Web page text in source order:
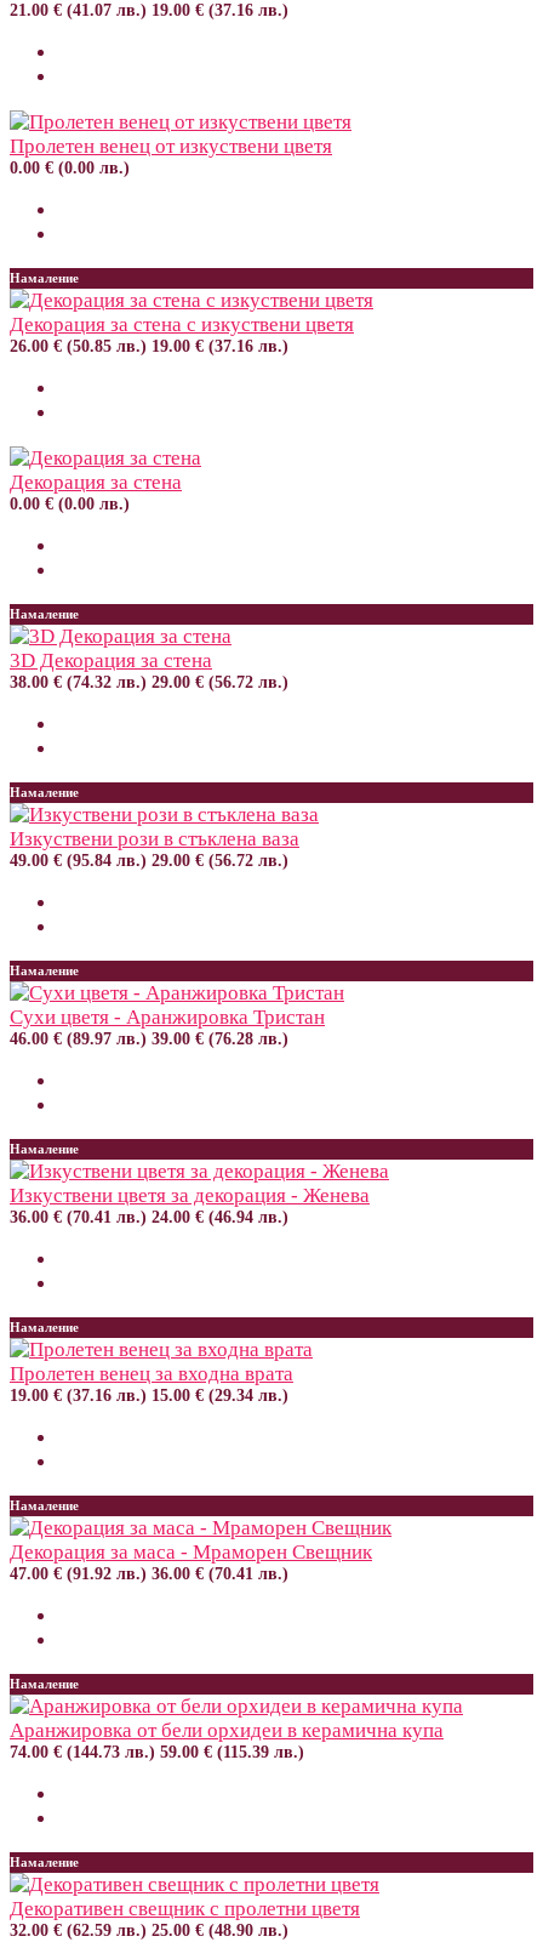
21.00 € (41.07 лв.) 19.00 € (37.16 лв.)
Пролетен венец от изкуствени цветя
0.00 € (0.00 лв.)
Намаление
Декорация за стена с изкуствени цветя
26.00 € (50.85 лв.) 19.00 € (37.16 лв.)
Декорация за стена
0.00 € (0.00 лв.)
Намаление
3D Декорация за стена
38.00 € (74.32 лв.) 29.00 € (56.72 лв.)
Намаление
Изкуствени рози в стъклена ваза
49.00 € (95.84 лв.) 29.00 € (56.72 лв.)
Намаление
Сухи цветя - Аранжировка Тристан
46.00 € (89.97 лв.) 39.00 € (76.28 лв.)
Намаление
Изкуствени цветя за декорация - Женева
36.00 € (70.41 лв.) 24.00 € (46.94 лв.)
Намаление
Пролетен венец за входна врата
19.00 € (37.16 лв.) 15.00 € (29.34 лв.)
Намаление
Декорация за маса - Мраморен Свещник
47.00 € (91.92 лв.) 36.00 € (70.41 лв.)
Намаление
Аранжировка от бели орхидеи в керамична купа
74.00 € (144.73 лв.) 59.00 € (115.39 лв.)
Намаление
Декоративен свещник с пролетни цветя
32.00 € (62.59 лв.) 25.00 € (48.90 лв.)